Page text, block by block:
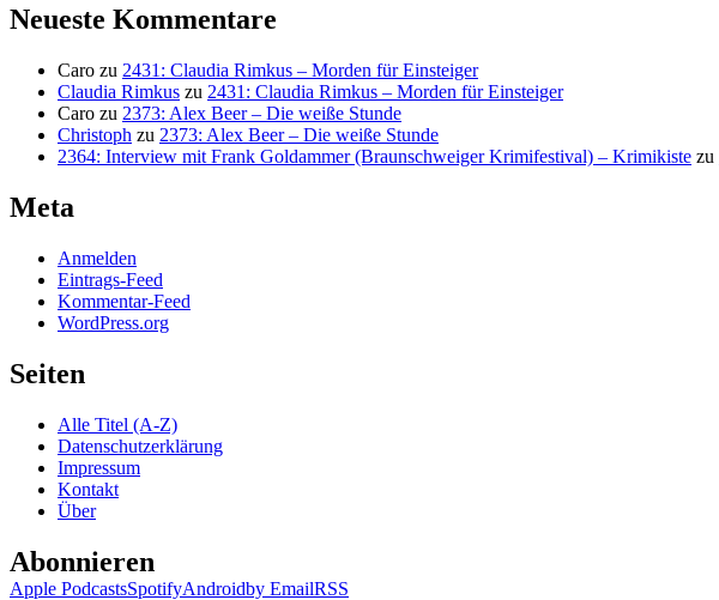
Neueste Kommentare
Caro zu 2431: Claudia Rimkus – Morden für Einsteiger
Claudia Rimkus zu 2431: Claudia Rimkus – Morden für Einsteiger
Caro zu 2373: Alex Beer – Die weiße Stunde
Christoph zu 2373: Alex Beer – Die weiße Stunde
2364: Interview mit Frank Goldammer (Braunschweiger Krimifestival) – Krimikiste zu
Meta
Anmelden
Eintrags-Feed
Kommentar-Feed
WordPress.org
Seiten
Alle Titel (A-Z)
Datenschutzerklärung
Impressum
Kontakt
Über
Abonnieren
Apple PodcastsSpotifyAndroidby EmailRSS